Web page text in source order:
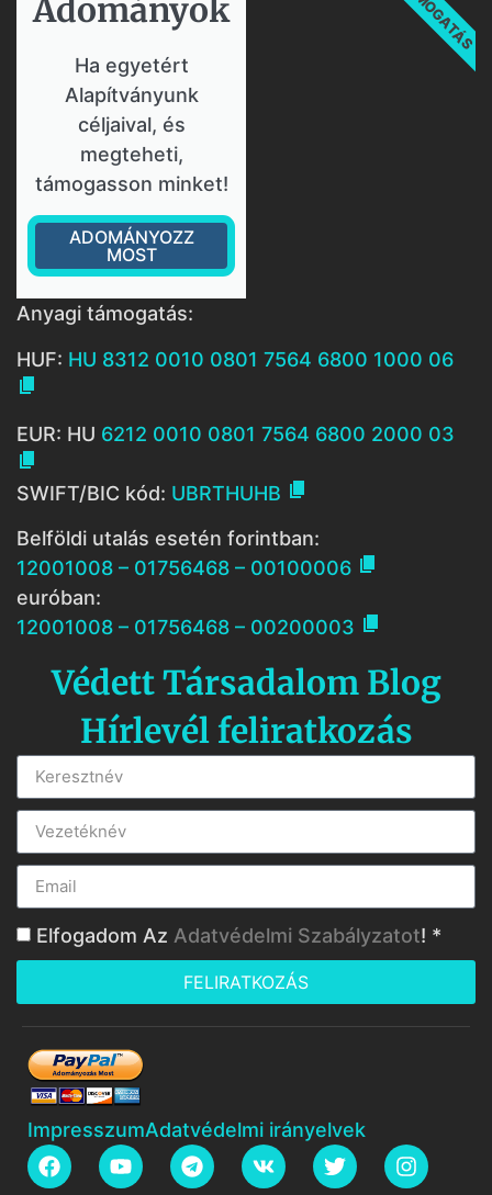
Adományok​
Ha egyetért
Alapítványunk
céljaival, és
megteheti,
támogasson minket!
ADOMÁNYOZZ
MOST
Anyagi támogatás:
HUF: HU 8312 0010 0801 7564 6800 1000 06

EUR: HU 6212 0010 0801 7564 6800 2000 03

SWIFT/BIC kód: UBRTHUHB 
Belföldi utalás esetén forintban:
12001008 – 01756468 – 00100006 
euróban:
12001008 – 01756468 – 00200003 
Védett Társadalom Blog
Hírlevél feliratkozás
Elfogadom Az Adatvédelmi Szabályzatot! *
FELIRATKOZÁS
ImpresszumAdatvédelmi irányelvek